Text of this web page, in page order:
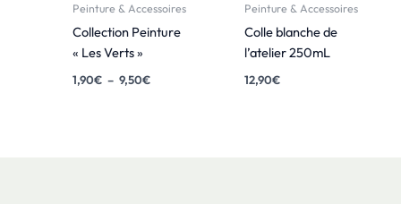
Peinture & Accessoires
Collection Peinture
« Les Verts »
1,90€ – 9,50€
Peinture & Accessoires
Colle blanche de
l’atelier 250mL
12,90€